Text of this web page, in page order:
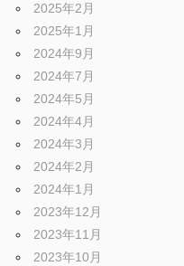
2025年2月
2025年1月
2024年9月
2024年7月
2024年5月
2024年4月
2024年3月
2024年2月
2024年1月
2023年12月
2023年11月
2023年10月